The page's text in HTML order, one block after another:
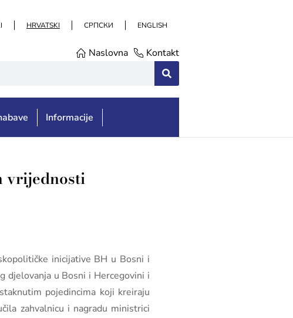
HRVATSKI СРПСКИ ENGLISH
Naslovna Kontakt
Informacije
vrijednosti
inicijative BH u Bosni i
djelovanja u Bosni i Hercegovini i
pojedincima koji kreiraju
zahvalnicu i nagradu ministrici